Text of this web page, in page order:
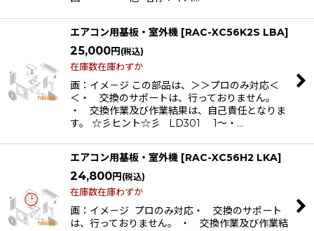
エアコン用基板・室外機 [RAC-XC56K2S LBA]
25,000円 (税込)
在庫数在庫わずか
画：イメ－ジ この部品は、＞＞プロのみ対応＜
＜・ 交換のサポートは、行っておりません。
・ 交換作業及び作業結果は、自己責任となりま
す。 ☆彡ヒント☆彡 LD301 1〜・…
エアコン用基板・室外機 [RAC-XC56H2 LKA]
24,800円 (税込)
在庫数在庫わずか
画：イメ－ジ プロのみ対応・ 交換のサポート
は、行っておりません。 ・ 交換作業及び作業結